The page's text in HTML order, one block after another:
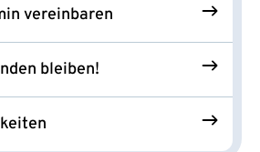
vereinbaren
bleiben!